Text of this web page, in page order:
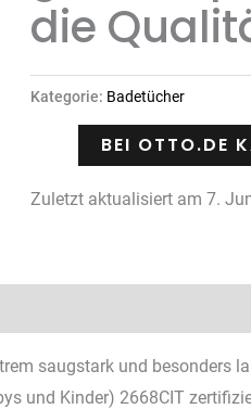
die
Kategorie: Badetücher
BEI OTTO.DE
Zuletzt aktualisiert am 7.
saugstark und besonders
und Kinder) 2668CIT